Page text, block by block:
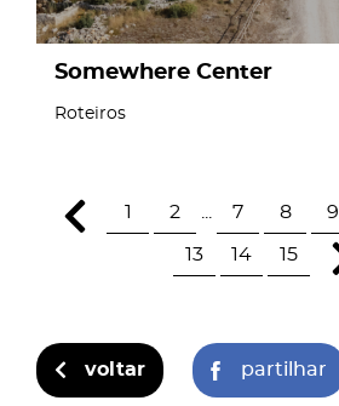
Somewhere Center
Roteiros
1 2 7 8 9
13 14 15
voltar partilhar